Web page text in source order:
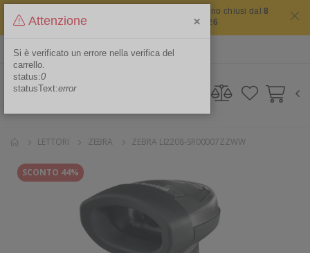
Il sito non chiude mai ma i nostri uffici saranno chiusi dal8
agosto 2026 al 16 agosto 2026
Area Riservata
LETTORI ZEBRA ZEBRA LI2208-SR00007ZZWW
SCONTO 44%
Attenzione ×
Si è verificato un errore nella verifica del
carrello.
status:0
statusText:error